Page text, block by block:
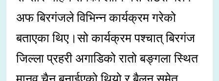
अफ बिरगंजले विभिन्न कार्यक्रम गरेको
बताएका थिए।सो कार्यक्रम पश्चात् बिरगंज
जिल्ला प्रहरी अगाडिको रातो बङ्गला स्थित